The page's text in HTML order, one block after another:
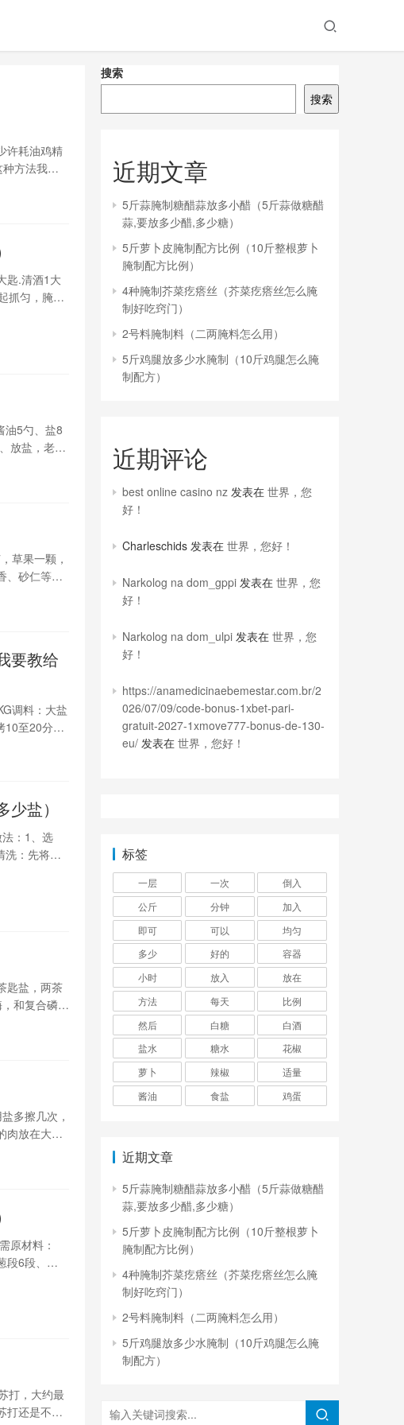
许耗油鸡精
方法我们
匙.清酒1大
抓匀，腌渍
油5勺、盐8
放盐，老
草果一颗，
、砂仁等等
要教给
调料：大盐
10至20分钟
盐）
：1、选
洗：先将选
匙盐，两茶
和复合磷酸
多擦几次，
肉放在大盆
原材料：
段6段、料
打，大约最
打还是不行
搜索
搜索
近期文章
5斤蒜腌制糖醋蒜放多小醋（5斤蒜做糖醋
蒜,要放多少醋,多少糖）
5斤萝卜皮腌制配方比例（10斤整根萝卜
腌制配方比例）
4种腌制芥菜疙瘩丝（芥菜疙瘩丝怎么腌
制好吃窍门）
2号料腌制料（二两腌料怎么用）
5斤鸡腿放多少水腌制（10斤鸡腿怎么腌
制配方）
近期评论
best online casino nz 发表在 世界，您
好！
Charleschids 发表在 世界，您好！
Narkolog na dom_gppi 发表在 世界，您
好！
Narkolog na dom_ulpi 发表在 世界，您
好！
https://anamedicinaebemestar.com.br/2
026/07/09/code-bonus-1xbet-pari-
gratuit-2027-1xmove777-bonus-de-130-
eu/ 发表在 世界，您好！
标签
一层 一次
倒入
公斤
分钟
加入
即可
可以
均匀
多少
好的
容器
小时
放入
放在
方法
每天
比例
然后
白糖
白酒
盐水
糖水
花椒
萝卜
辣椒
适量
酱油
食盐 鸡蛋
近期文章
5斤蒜腌制糖醋蒜放多小醋（5斤蒜做糖醋
蒜,要放多少醋,多少糖）
5斤萝卜皮腌制配方比例（10斤整根萝卜
腌制配方比例）
4种腌制芥菜疙瘩丝（芥菜疙瘩丝怎么腌
制好吃窍门）
2号料腌制料（二两腌料怎么用）
5斤鸡腿放多少水腌制（10斤鸡腿怎么腌
制配方）